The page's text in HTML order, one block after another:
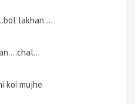
lakhan….
koi mujhe